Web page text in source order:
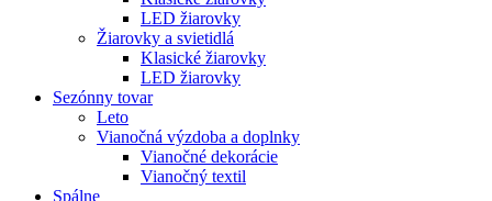
LED žiarovky
Žiarovky a svietidlá
Klasické žiarovky
LED žiarovky
Sezónny tovar
Leto
Vianočná výzdoba a doplnky
Vianočné dekorácie
Vianočný textil
Spálne